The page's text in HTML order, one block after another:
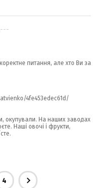
питання, але хто Ви за
4fe453edec61d/
окупували. На наших заводах
Наші овочі і фрукти,
4